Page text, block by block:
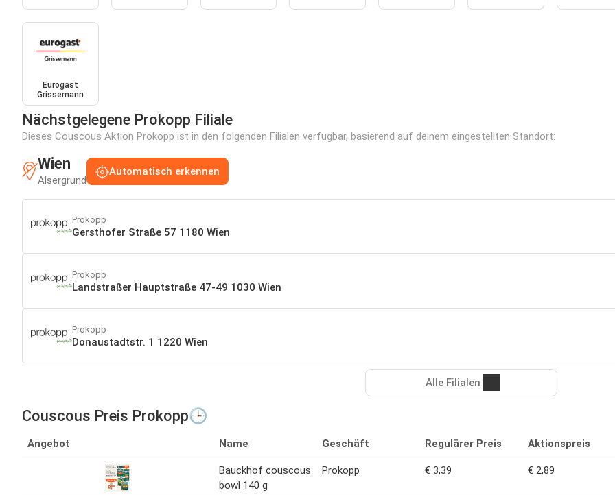
Eurogast
Grissemann
Nächstgelegene Prokopp Filiale
Dieses Couscous Aktion Prokopp ist in den folgenden Filialen verfügbar, basierend auf deinem eingestellten Standort:
Wien
Alsergrund
Automatisch erkennen
Prokopp
Gersthofer Straße 57 1180 Wien
Prokopp
Landstraßer Hauptstraße 47-49 1030 Wien
Prokopp
Donaustadtstr. 1 1220 Wien
Alle Filialen
Couscous Preis Prokopp🕒
Angebot Name Geschäft Regulärer Preis Aktionspreis
Bauckhof couscous
bowl 140 g
Prokopp € 3,39 € 2,89